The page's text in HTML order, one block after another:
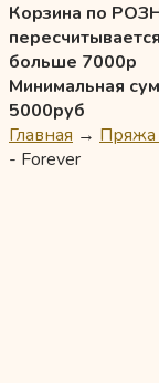
Корзина по
больше 7000р
Минимальная
5000руб
Главная → Пряжа
- Forever